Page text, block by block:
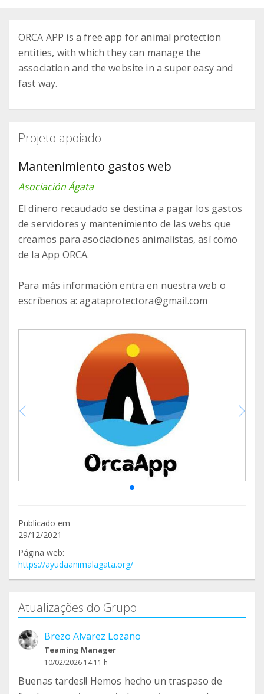
ORCA APP is a free app for animal protection
entities, with which they can manage the
association and the website in a super easy and
fast way.
Projeto apoiado
Mantenimiento gastos web
Asociación Ágata
El dinero recaudado se destina a pagar los gastos
de servidores y mantenimiento de las webs que
creamos para asociaciones animalistas, así como
de la App ORCA.
Para más información entra en nuestra web o
escríbenos a: agataprotectora@gmail.com
Publicado em
29/12/2021
Página web:
https://ayudaanimalagata.org/
Atualizações do Grupo
Brezo Alvarez Lozano
Teaming Manager
10/02/2026 14:11 h
Buenas tardes!! Hemos hecho un traspaso de